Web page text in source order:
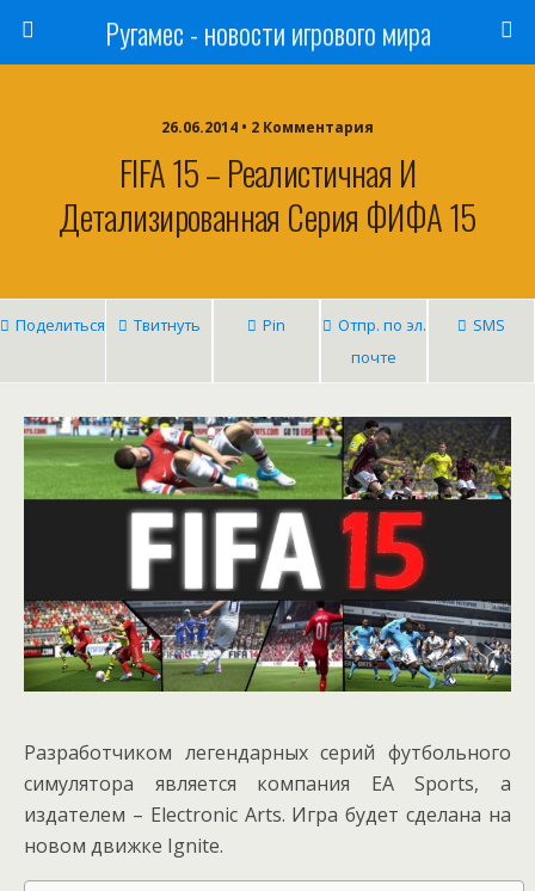
Ругамес - новости игрового мира
26.06.2014 • 2 Комментария
FIFA 15 – Реалистичная И
Детализированная Серия ФИФА 15
Поделиться Твитнуть Pin
Отпр. по эл.
почте
SMS
Разработчиком легендарных серий футбольного
симулятора является компания EA Sports, а
издателем – Electronic Arts. Игра будет сделана на
новом движке Ignite.